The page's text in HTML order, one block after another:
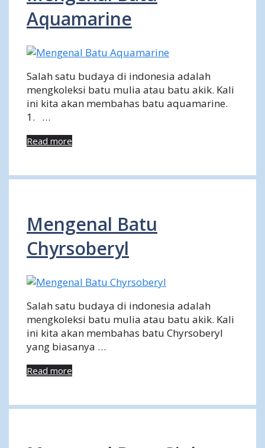
Aquamarine
Salah satu budaya di indonesia adalah
mengkoleksi batu mulia atau batu akik. Kali
ini kita akan membahas batu aquamarine.
1. …
Read more
Mengenal Batu
Chyrsoberyl
Salah satu budaya di indonesia adalah
mengkoleksi batu mulia atau batu akik. Kali
ini kita akan membahas batu Chyrsoberyl
yang biasanya …
Read more